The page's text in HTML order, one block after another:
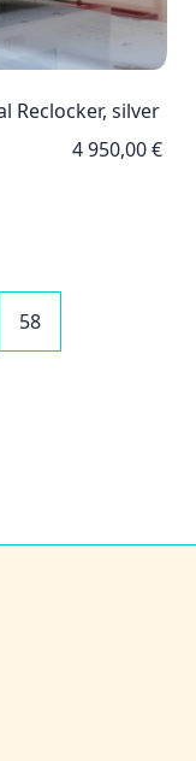
Reclocker, silver
4 950,00 €
58